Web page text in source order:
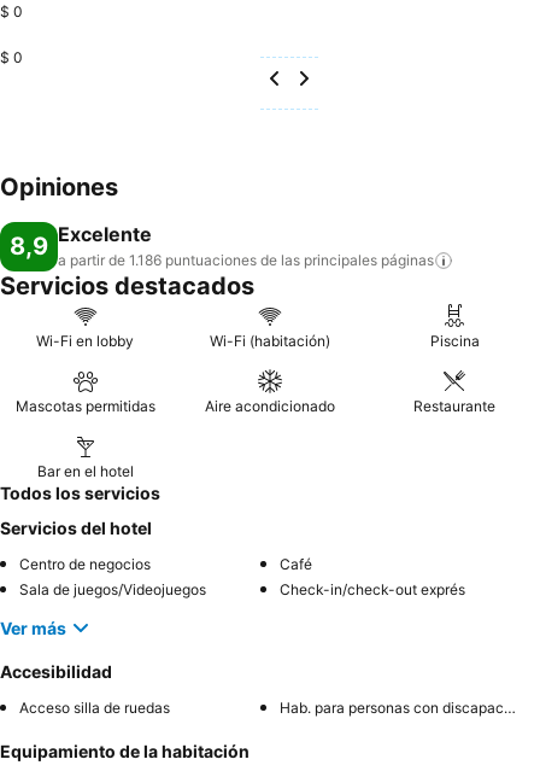
$ 0
$ 0
Opiniones
8,9 Excelente
a partir de 1.186 puntuaciones de las principales páginas
Servicios destacados
Wi-Fi en lobby Wi-Fi (habitación) Piscina
Mascotas permitidas Aire acondicionado Restaurante
Bar en el hotel
Todos los servicios
Servicios del hotel
Centro de negocios
Café
Sala de juegos/Videojuegos
Check-in/check-out exprés
Ver más
Accesibilidad
Acceso silla de ruedas Hab. para personas con discapacidad
Equipamiento de la habitación